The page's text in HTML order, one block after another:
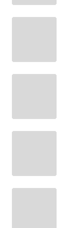
Network
KELISTRIKAN